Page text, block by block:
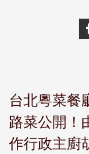
台北粵菜餐
路菜公開！
作行政主廚